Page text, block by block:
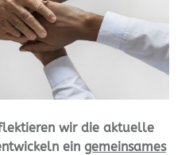
wir die aktuelle
ein gemeinsames